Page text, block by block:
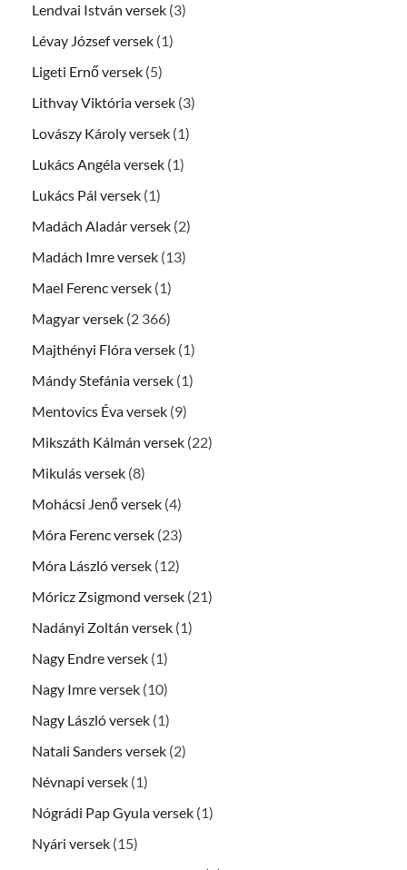
Lendvai István versek (3)
Lévay József versek (1)
Ligeti Ernő versek (5)
Lithvay Viktória versek (3)
Lovászy Károly versek (1)
Lukács Angéla versek (1)
Lukács Pál versek (1)
Madách Aladár versek (2)
Madách Imre versek (13)
Mael Ferenc versek (1)
Magyar versek (2 366)
Majthényi Flóra versek (1)
Mándy Stefánia versek (1)
Mentovics Éva versek (9)
Mikszáth Kálmán versek (22)
Mikulás versek (8)
Mohácsi Jenő versek (4)
Móra Ferenc versek (23)
Móra László versek (12)
Móricz Zsigmond versek (21)
Nadányi Zoltán versek (1)
Nagy Endre versek (1)
Nagy Imre versek (10)
Nagy László versek (1)
Natali Sanders versek (2)
Névnapi versek (1)
Nógrádi Pap Gyula versek (1)
Nyári versek (15)